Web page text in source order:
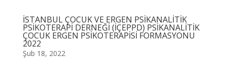
İSTANBUL ÇOCUK VE ERGEN PSİKANALİTİK
PSİKOTERAPİ DERNEĞİ (İÇEPPD) PSİKANALİTİK
ÇOCUK ERGEN PSİKOTERAPİSİ FORMASYONU
2022
Şub 18, 2022